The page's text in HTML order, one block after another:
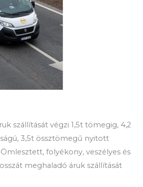
szállítását végzi 1,5t tömegig, 4,2
3,5t össztömegű nyitott
folyékony, veszélyes és
meghaladó áruk szállítását